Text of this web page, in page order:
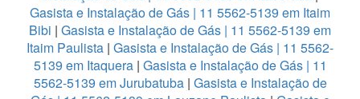
Gasista e Instalação de Gás | 11 5562-5139 em Itaim
Bibi | Gasista e Instalação de Gás | 11 5562-5139 em
Itaim Paulista | Gasista e Instalação de Gás | 11 5562-
5139 em Itaquera| Gasista e Instalação de Gás | 11
5562-5139 em Jurubatuba| Gasista e Instalação de